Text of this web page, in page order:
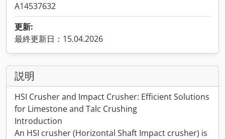
A14537632
更新:
最終更新日：15.04.2026
説明
HSI Crusher and Impact Crusher: Efficient Solutions
for Limestone and Talc Crushing
Introduction
An HSI crusher (Horizontal Shaft Impact crusher) is